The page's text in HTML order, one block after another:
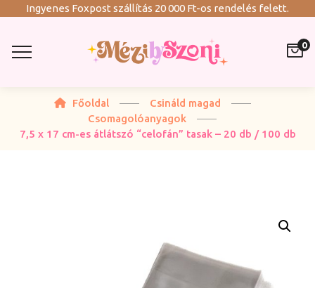
Ingyenes Foxpost szállítás 20 000 Ft-os rendelés felett.
0
Főoldal
Csináld magad
Csomagolóanyagok
7,5 x 17 cm-es átlátszó “celofán” tasak – 20 db / 100 db